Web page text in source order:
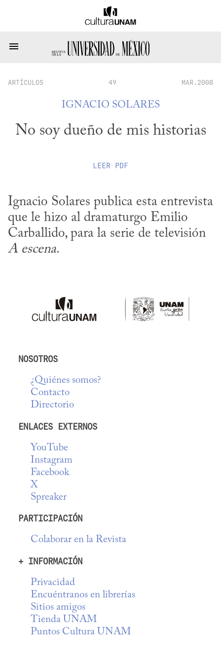
ARTÍCULOS 49 MAR.2008
IGNACIO SOLARES
No soy dueño de mis historias
LEER PDF
Ignacio Solares publica esta entrevista
que le hizo al dramaturgo Emilio
A escena.
NOSOTROS
¿Quiénes somos?
Contacto
Directorio
ENLACES EXTERNOS
YouTube
Instagram
Facebook
X
Spreaker
PARTICIPACIÓN
Colaborar en la Revista
+ INFORMACIÓN
Privacidad
Encuéntranos en librerías
Sitios amigos
Tienda UNAM
Puntos Cultura UNAM